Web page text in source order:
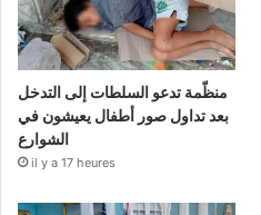
منظّمة تدعو السلطات إلى التدخل
بعد تداول صور أطفال يعيشون في
الشوارع
il y a 17 heures